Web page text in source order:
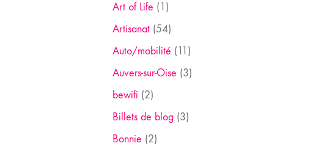
Art of Life (1)
Artisanat(54)
Auto/mobilité (11)
Auvers-sur-Oise (3)
bewifi (2)
Billets de blog(3)
Bonnie (2)